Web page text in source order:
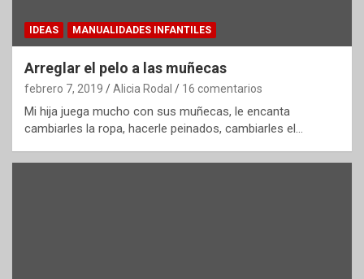
IDEAS MANUALIDADES INFANTILES
Arreglar el pelo a las muñecas
febrero 7, 2019 Alicia Rodal 16 comentarios
Mi hija juega mucho con sus muñecas, le encanta
cambiarles la ropa, hacerle peinados, cambiarles el…